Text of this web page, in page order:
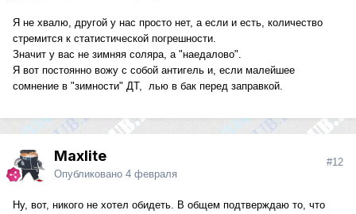
Я не хвалю, другой у нас просто нет, а если и есть, количество
стремится к статистической погрешности.
Значит у вас не зимняя соляра, а "наедалово".
Я вот постоянно вожу с собой антигель и, если малейшее
сомнение в "зимности" ДТ, лью в бак перед заправкой.
Maxlite
Опубликовано 4 февраля
#12
Ну, вот, никого не хотел обидеть. В общем подтверждаю то, что